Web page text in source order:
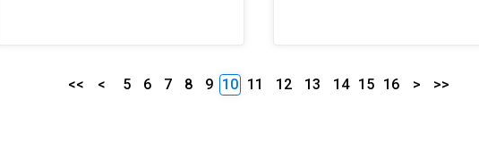
<< < 5 6 7 8 9 10 11 12 13 14 15 16 > >>